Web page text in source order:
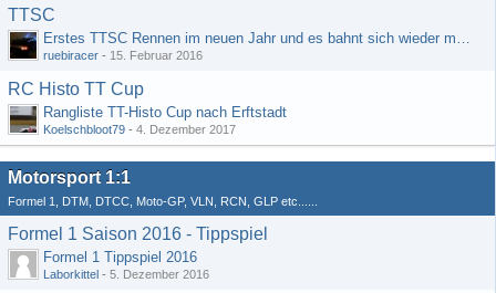
TTSC
Erstes TTSC Rennen im neuen Jahr und es bahnt sich wieder mal eine Rekordteilnehmerzahl an
ruebiracer - 15. Februar 2016
RC Histo TT Cup
Rangliste TT-Histo Cup nach Erftstadt
Koelschbloot79 - 4. Dezember 2017
Motorsport 1:1
Formel 1, DTM, DTCC, Moto-GP, VLN, RCN, GLP etc......
Formel 1 Saison 2016 - Tippspiel
Formel 1 Tippspiel 2016
Laborkittel - 5. Dezember 2016